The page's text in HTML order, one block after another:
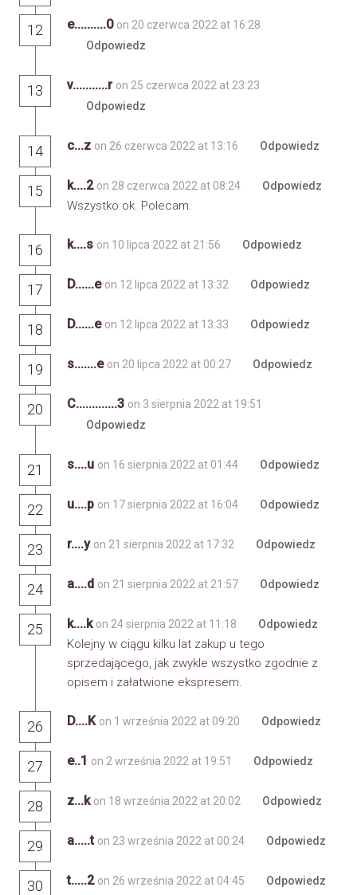
12 e..........0 on 20 czerwca 2022 at 16:28
Odpowiedz
13 v...........r on 25 czerwca 2022 at 23:23
Odpowiedz
14 c...z on 26 czerwca 2022 at 13:16 Odpowiedz
15 k....2 on 28 czerwca 2022 at 08:24 Odpowiedz
Wszystko ok. Polecam.
16 k....s on 10 lipca 2022 at 21:56 Odpowiedz
17 D......e on 12 lipca 2022 at 13:32 Odpowiedz
18 D......e on 12 lipca 2022 at 13:33 Odpowiedz
19 s.......e on 20 lipca 2022 at 00:27 Odpowiedz
20 C.............3 on 3 sierpnia 2022 at 19:51
Odpowiedz
21 s....u on 16 sierpnia 2022 at 01:44 Odpowiedz
22 u....p on 17 sierpnia 2022 at 16:04 Odpowiedz
23 r....y on 21 sierpnia 2022 at 17:32 Odpowiedz
24 a....d on 21 sierpnia 2022 at 21:57 Odpowiedz
25 k....k on 24 sierpnia 2022 at 11:18 Odpowiedz
Kolejny w ciągu kilku lat zakup u tego
sprzedającego, jak zwykle wszystko zgodnie z
opisem i załatwione ekspresem.
26 D....K on 1 września 2022 at 09:20 Odpowiedz
27 e..1 on 2 września 2022 at 19:51 Odpowiedz
28 z...k on 18 września 2022 at 20:02 Odpowiedz
29 a.....t on 23 września 2022 at 00:24 Odpowiedz
30 t.....2 on 26 września 2022 at 04:45 Odpowiedz